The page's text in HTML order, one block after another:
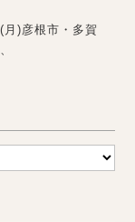
月)彦根市・多賀